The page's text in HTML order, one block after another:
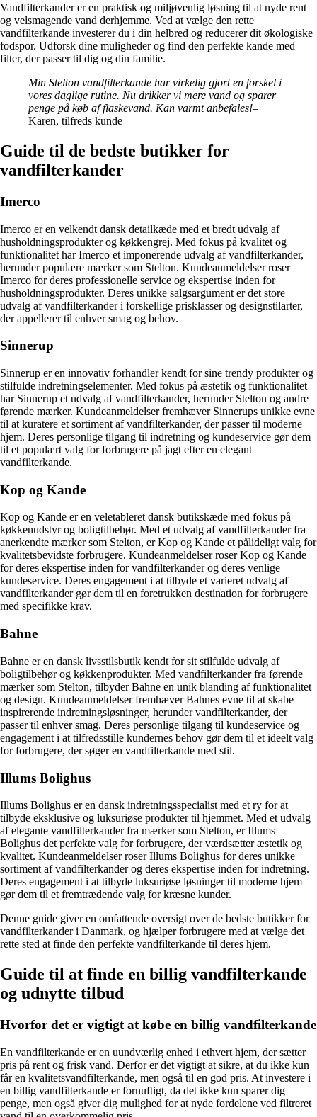
Vandfilterkander er en praktisk og miljøvenlig løsning til at nyde rent
og velsmagende vand derhjemme. Ved at vælge den rette
vandfilterkande investerer du i din helbred og reducerer dit økologiske
fodspor. Udforsk dine muligheder og find den perfekte kande med
filter, der passer til dig og din familie.
Min Stelton vandfilterkande har virkelig gjort en forskel i
vores daglige rutine. Nu drikker vi mere vand og sparer
penge på køb af flaskevand. Kan varmt anbefales!–
Karen, tilfreds kunde
Guide til de bedste butikker for
vandfilterkander
Imerco
Imerco er en velkendt dansk detailkæde med et bredt udvalg af
husholdningsprodukter og køkkengrej. Med fokus på kvalitet og
funktionalitet har Imerco et imponerende udvalg af vandfilterkander,
herunder populære mærker som Stelton. Kundeanmeldelser roser
Imerco for deres professionelle service og ekspertise inden for
husholdningsprodukter. Deres unikke salgsargument er det store
udvalg af vandfilterkander i forskellige prisklasser og designstilarter,
der appellerer til enhver smag og behov.
Sinnerup
Sinnerup er en innovativ forhandler kendt for sine trendy produkter og
stilfulde indretningselementer. Med fokus på æstetik og funktionalitet
har Sinnerup et udvalg af vandfilterkander, herunder Stelton og andre
førende mærker. Kundeanmeldelser fremhæver Sinnerups unikke evne
til at kuratere et sortiment af vandfilterkander, der passer til moderne
hjem. Deres personlige tilgang til indretning og kundeservice gør dem
til et populært valg for forbrugere på jagt efter en elegant
vandfilterkande.
Kop og Kande
Kop og Kande er en veletableret dansk butikskæde med fokus på
køkkenudstyr og boligtilbehør. Med et udvalg af vandfilterkander fra
anerkendte mærker som Stelton, er Kop og Kande et pålideligt valg for
kvalitetsbevidste forbrugere. Kundeanmeldelser roser Kop og Kande
for deres ekspertise inden for vandfilterkander og deres venlige
kundeservice. Deres engagement i at tilbyde et varieret udvalg af
vandfilterkander gør dem til en foretrukken destination for forbrugere
med specifikke krav.
Bahne
Bahne er en dansk livsstilsbutik kendt for sit stilfulde udvalg af
boligtilbehør og køkkenprodukter. Med vandfilterkander fra førende
mærker som Stelton, tilbyder Bahne en unik blanding af funktionalitet
og design. Kundeanmeldelser fremhæver Bahnes evne til at skabe
inspirerende indretningsløsninger, herunder vandfilterkander, der
passer til enhver smag. Deres personlige tilgang til kundeservice og
engagement i at tilfredsstille kundernes behov gør dem til et ideelt valg
for forbrugere, der søger en vandfilterkande med stil.
Illums Bolighus
Illums Bolighus er en dansk indretningsspecialist med et ry for at
tilbyde eksklusive og luksuriøse produkter til hjemmet. Med et udvalg
af elegante vandfilterkander fra mærker som Stelton, er Illums
Bolighus det perfekte valg for forbrugere, der værdsætter æstetik og
kvalitet. Kundeanmeldelser roser Illums Bolighus for deres unikke
sortiment af vandfilterkander og deres ekspertise inden for indretning.
Deres engagement i at tilbyde luksuriøse løsninger til moderne hjem
gør dem til et fremtrædende valg for kræsne kunder.
Denne guide giver en omfattende oversigt over de bedste butikker for
vandfilterkander i Danmark, og hjælper forbrugere med at vælge det
rette sted at finde den perfekte vandfilterkande til deres hjem.
Guide til at finde en billig vandfilterkande
og udnytte tilbud
Hvorfor det er vigtigt at købe en billig vandfilterkande
En vandfilterkande er en uundværlig enhed i ethvert hjem, der sætter
pris på rent og frisk vand. Derfor er det vigtigt at sikre, at du ikke kun
får en kvalitetsvandfilterkande, men også til en god pris. At investere i
en billig vandfilterkande er fornuftigt, da det ikke kun sparer dig
penge, men også giver dig mulighed for at nyde fordelene ved filtreret